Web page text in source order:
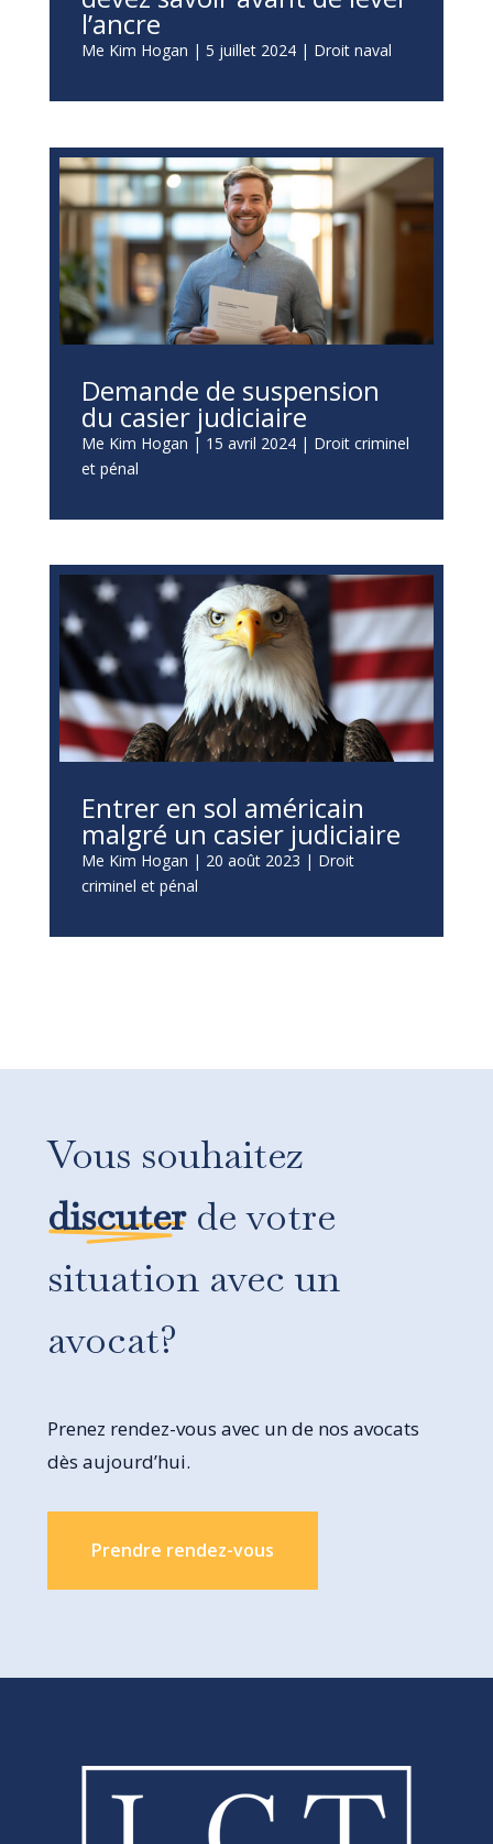
l’ancre
Me Kim Hogan | 5 juillet 2024| Droit naval
Demande de suspension
du casier judiciaire
Me Kim Hogan | 15 avril 2024| Droit criminel
et pénal
Entrer en sol américain
malgré un casier judiciaire
Me Kim Hogan | 20 août 2023 | Droit
criminel et pénal
Vous souhaitez
discuterde votre
situation avec un
avocat?
Prenez rendez-vous avec un de nos avocats
dès aujourd’hui.
Prendre rendez-vous